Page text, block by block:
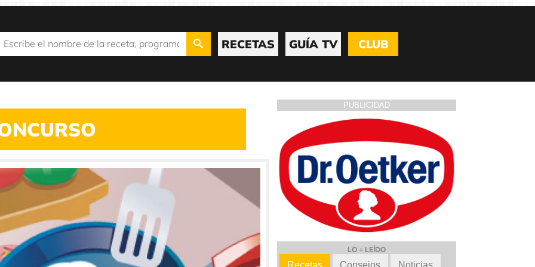
RECETAS GUÍA TV CLUB
PUBLICIDAD
LO + LEÍDO